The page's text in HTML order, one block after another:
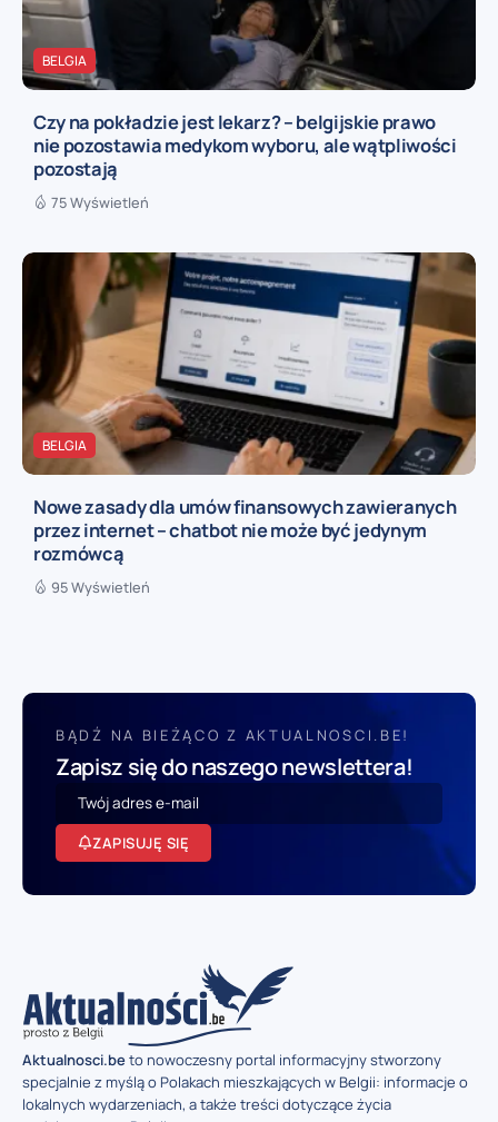
BELGIA
Czy na pokładzie jest lekarz? – belgijskie prawo
nie pozostawia medykom wyboru, ale wątpliwości
pozostają
75 Wyświetleń
BELGIA
Nowe zasady dla umów finansowych zawieranych
przez internet – chatbot nie może być jedynym
rozmówcą
95 Wyświetleń
BĄDŹ NA BIEŻĄCO Z AKTUALNOSCI.BE!
Zapisz się do naszego newslettera!
ZAPISUJĘ SIĘ
Aktualnosci.beto nowoczesny portal informacyjny stworzony
specjalnie z myślą o Polakach mieszkających w Belgii: informacje o
lokalnych wydarzeniach, a także treści dotyczące życia